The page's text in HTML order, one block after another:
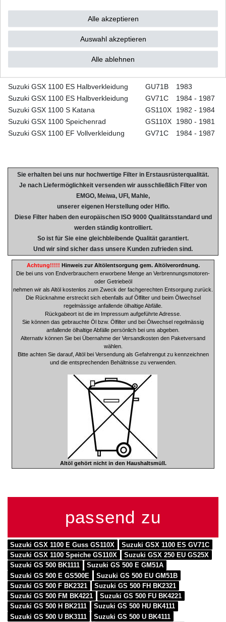
Suzuki GSX 750 EF Vollverkleidung
Suzuki GSX 1100 L
GS110X 1980
Suzuki GSX 1100 E Anti Dive
GU71B
Suzuki GSX 1100 E Anti Dive
GV71C
1986- 1987
Suzuki GSX 1100 E Gussrad
Suzuki GSX 1100 E Gussrad
GU71B
1982 - 1983
Suzuki GSX 1100 ES Halbverkleidung
GU71B
1983
Suzuki GSX 1100 ES Halbverkleidung
GV71C
1984 - 1987
Suzuki GSX 1100 S Katana
GS110X
1982 - 1984
Suzuki GSX 1100 Speichenrad
GS110X
1980 - 1981
Suzuki GSX 1100 EF Vollverkleidung
GV71C 1984 - 1987
Sie erhalten bei uns nur hochwertige Filter in Erstausrüsterqualität.
Je nach Liefermöglichkeit versenden wir ausschließlich Filter von
EMGO, Meiwa, UFI, Mahle,
unserer eigenen Herstellung oder Hiflo.
Diese Filter haben den europäischen ISO 9000 Qualitätsstandard und
werden ständig kontrolliert.
So ist für Sie eine gleichbleibende Qualität garantiert.
Und wir sind sicher dass unsere Kunden zufrieden sind.
Achtung!!!!! Hinweis zur Altölentsorgung gem. Altölverordnung.
Die bei uns von Endverbrauchern erworbene Menge an Verbrennungsmotoren-
oder Getriebeöl
nehmen wir als Altöl kostenlos zum Zweck der fachgerechten Entsorgung zurück.
Die Rücknahme erstreckt sich ebenfalls auf Ölfilter und beim Ölwechsel
regelmässige anfallende ölhaltige Abfälle.
Rückgabeort ist die im Impressum aufgeführte Adresse.
Sie können das gebrauchte Öl bzw. Ölfilter und bei Ölwechsel regelmässig
anfallende ölhaltige Abfälle persönlich bei uns abgeben.
Alternativ können Sie bei Übernahme der Versandkosten den Paketversand
wählen.
Bitte achten Sie darauf, Altöl bei Versendung als Gefahrengut zu kennzeichnen
und die entsprechenden Behältnisse zu verwenden.
Altöl gehört nicht in den Haushaltsmüll.
passend zu
Suzuki GSX 1100 E Guss GS110X
Suzuki GSX 1100 ES GV71C
Suzuki GSX 1100 Speiche GS110X
Suzuki GSX 250 EU GS25X
Suzuki GS 500 BK1111
Suzuki GS 500 E GM51A
Suzuki GS 500 E GS500E
Suzuki GS 500 EU GM51B
Suzuki GS 500 F BK2321
Suzuki GS 500 FH BK2321
Suzuki GS 500 FM BK4221
Suzuki GS 500 FU BK4221
Suzuki GS 500 H BK2111
Suzuki GS 500 HU BK4111
Suzuki GS 500 U BK3111
Suzuki GS 500 U BK4111
Alle akzeptieren
Auswahl akzeptieren
Alle ablehnen